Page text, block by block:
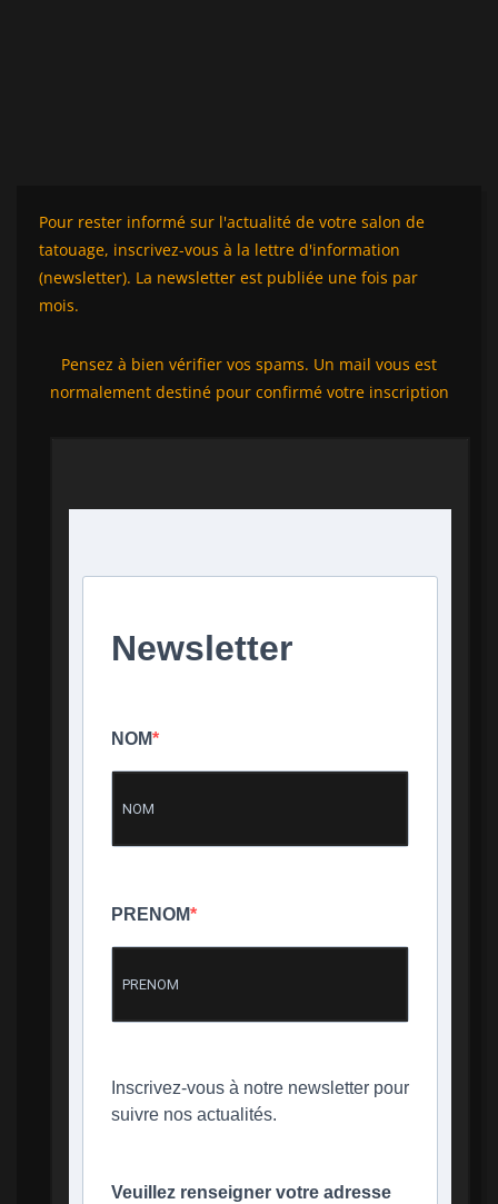
Pour rester informé sur l'actualité de votre salon de
tatouage, inscrivez-vous à la lettre d'information
(newsletter). La newsletter est publiée une fois par
mois.
Pensez à bien vérifier vos spams. Un mail vous est
normalement destiné pour confirmé votre inscription
Newsletter
NOM
PRENOM
Inscrivez-vous à notre newsletter pour
suivre nos actualités.
Veuillez renseigner votre adresse